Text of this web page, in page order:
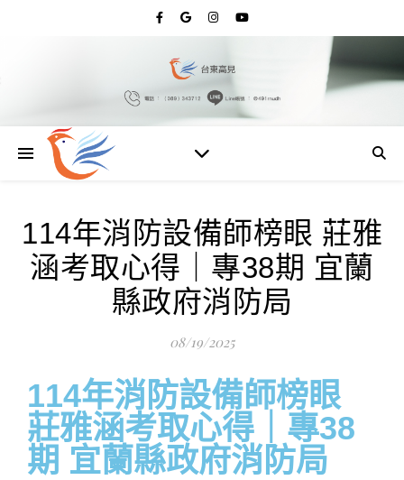
114年消防設備師榜眼 莊雅
涵考取心得｜專38期 宜蘭
縣政府消防局
08/19/2025
114年消防設備師榜眼
莊雅涵考取心得｜專38
期 宜蘭縣政府消防局